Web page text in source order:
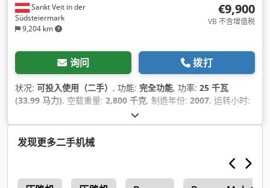
Sankt Veit in der
Südsteiermark
9,204 km
€9,900
VB 不含增值税
询问 拨打
状况: 可投入使用（二手） , 功能: 完全功能, 功率: 25 千瓦
(33.99 马力), 空载重量: 2,800 千克, 制造年份: 2007, 运转小时:
发现更多二手机械